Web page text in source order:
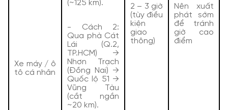
Xe máy / ô
tô cá nhân
(~125 km).
- Cách 2:
Qua phà Cát
Lái (Q.2,
TP.HCM) →
Nhơn Trạch
(Đồng Nai) →
Quốc lộ 51 →
Vũng Tàu
(cắt ngắn
~20 km).
2 – 3 giờ
(tùy điều
kiện
giao
thông)
Nên xuất
phát sớm
để tránh
giờ cao
điểm